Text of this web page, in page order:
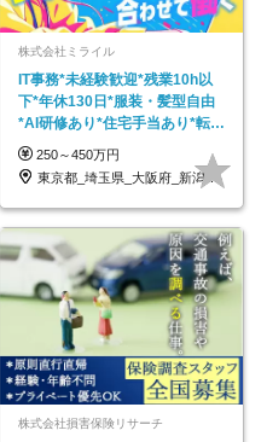
株式会社ミライル
IT事務*未経験歓迎*残業10h以
下*年休130日*服装・髪型自由
*AI研修あり*住宅手当あり*転勤
なし
250～450万円
東京都_埼玉県_大阪府_新潟県_福岡県
株式会社損害保険リサーチ